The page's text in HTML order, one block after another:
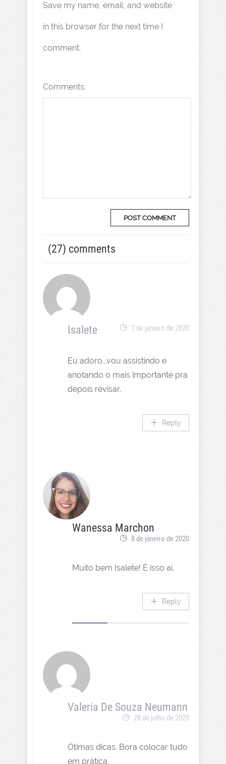
Save my name, email, and website
in this browser for the next time I
comment.
Comments:
(27) comments
Isalete 7 de janeiro de 2020
Eu adoro...vou assistindo e
anotando o mais importante pra
depois revisar.
Reply
Wanessa Marchon
8 de janeiro de 2020
Muito bem Isalete! É isso aí.
Reply
Valeria De Souza Neumann
28 de julho de 2020
Ótimas dicas. Bora colocar tudo
em prática.